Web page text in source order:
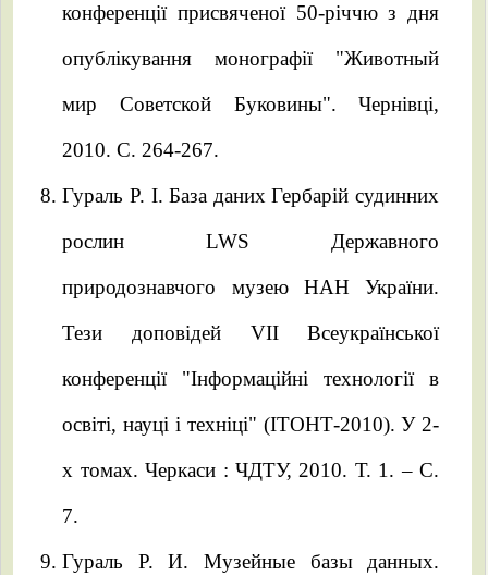
конференції присвяченої 50-річчю з дня
опублікування монографії "Животный
мир Советской Буковины". Чернівці,
2010. С. 264-267.
Гураль Р. І. База даних Гербарій судинних
рослин LWS Державного
природознавчого музею НАН України.
Тези доповідей VІІ Всеукраїнської
конференції "Інформаційні технології в
освіті, науці і техніці" (ІТОНТ-2010). У 2-
х томах. Черкаси : ЧДТУ, 2010. Т. 1. – С.
7.
Гураль Р. И. Музейные базы данных.